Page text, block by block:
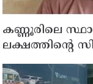
കണ്ണൂരിലെ
ലക്ഷത്തിന്റെ
സ്വദേശിയായ
തെങ്കാശിയിൽ